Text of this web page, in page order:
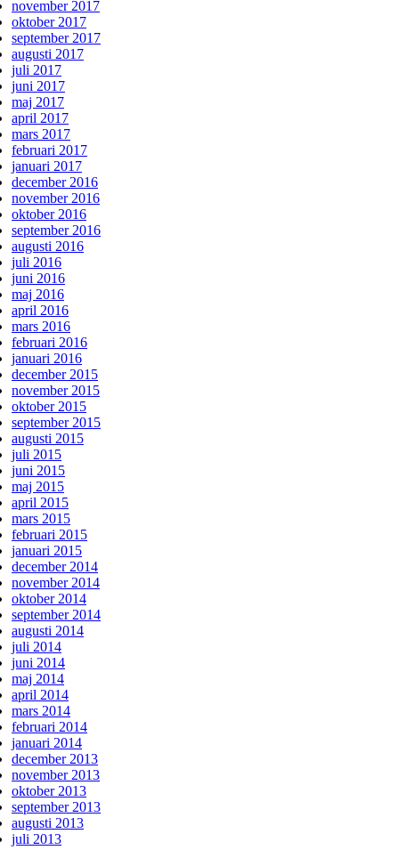
november 2017
oktober 2017
september 2017
augusti 2017
juli 2017
juni 2017
maj 2017
april 2017
mars 2017
februari 2017
januari 2017
december 2016
november 2016
oktober 2016
september 2016
augusti 2016
juli 2016
juni 2016
maj 2016
april 2016
mars 2016
februari 2016
januari 2016
december 2015
november 2015
oktober 2015
september 2015
augusti 2015
juli 2015
juni 2015
maj 2015
april 2015
mars 2015
februari 2015
januari 2015
december 2014
november 2014
oktober 2014
september 2014
augusti 2014
juli 2014
juni 2014
maj 2014
april 2014
mars 2014
februari 2014
januari 2014
december 2013
november 2013
oktober 2013
september 2013
augusti 2013
juli 2013